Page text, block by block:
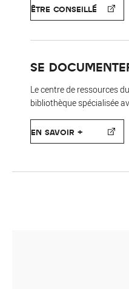
ÊTRE CONSEILLÉ
SE
Le centre de ressources
bibliothèque spécialisée
EN SAVOIR +